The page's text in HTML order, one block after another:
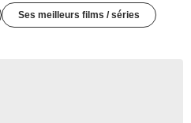
Ses meilleurs films / séries